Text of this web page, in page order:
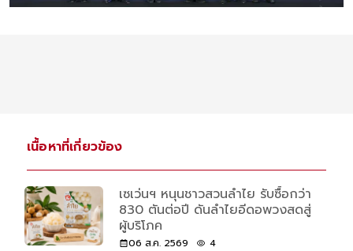
เนื้อหาที่เกี่ยวข้อง
เซเว่นฯ หนุนชาวสวนลำไย รับซื้อกว่า
830 ตันต่อปี ดันลำไยอีดอพวงสดสู่
ผู้บริโภค
06 ส.ค. 2569 4